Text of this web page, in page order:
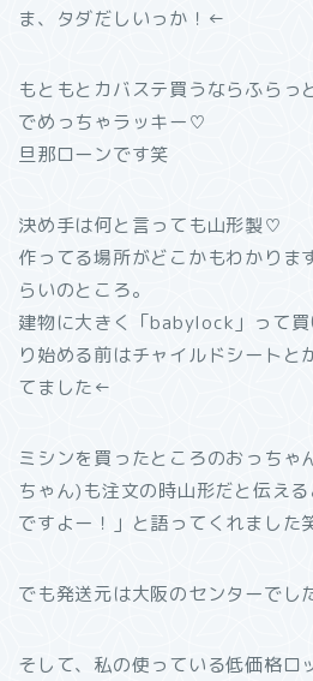
ま、タダだしいっか！←
もともとカバステ買うならふらっ
でめっちゃラッキー♡
旦那ローンです笑
決め手は何と言っても山形製♡
作ってる場所がどこかもわかりま
らいのところ。
建物に大きく「babylock」って
り始める前はチャイルドシートと
てました←
ミシンを買ったところのおっちゃ
ちゃん)も注文の時山形だと伝え
ですよー！」と語ってくれました
でも発送元は大阪のセンターでし
そして、私の使っている低価格ロ